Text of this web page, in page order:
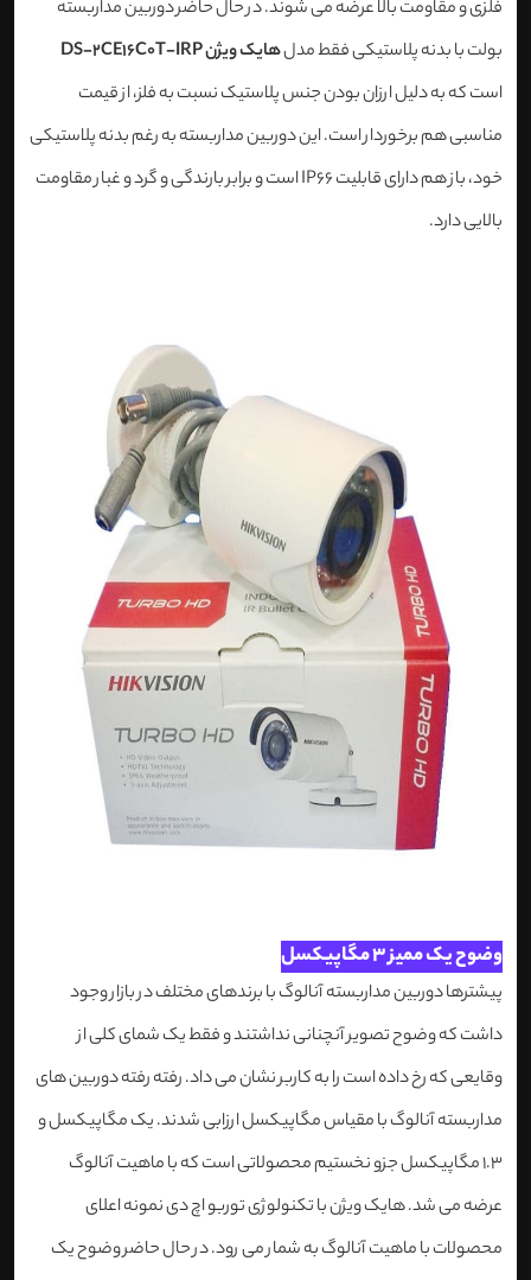
فلزی و مقاومت بالا عرضه می شوند. در حال حاضر دوربین مداربسته
بولت با بدنه پلاستیکی فقط مدلهایک ویژن DS-2CE16C0T-IRP
است که به دلیل ارزان بودن جنس پلاستیک نسبت به فلز، از قیمت
مناسبی هم برخوردار است. این دوربین مداربسته به رغم بدنه پلاستیکی
خود، باز هم دارای قابلیت IP66 است و برابر بارندگی و گرد و غبار مقاومت
بالایی دارد.
وضوح یک ممیز 3 مگاپیکسل
پیشترها دوربین مداربسته آنالوگ با برندهای مختلف در بازار وجود
داشت که وضوح تصویر آنچنانی نداشتند و فقط یک شمای کلی از
وقایعی که رخ داده است را به کاربر نشان می داد. رفته رفته دوربین های
مداربسته آنالوگ با مقیاس مگاپیکسل ارزابی شدند. یک مگاپیکسل و
1.3 مگاپیکسل جزو نخستیم محصولاتی است که با ماهیت آنالوگ
عرضه می شد. هایک ویژن با تکنولوژی توربو اچ دی نمونه اعلای
محصولات با ماهیت آنالوگ به شمار می رود. در حال حاضر وضوح یک